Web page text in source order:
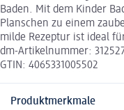
Baden. Mit dem Kinder
Planschen zu einem
milde Rezeptur ist ideal
dm-Artikelnummer:
GTIN: 4065331005502
Produktmerkmale